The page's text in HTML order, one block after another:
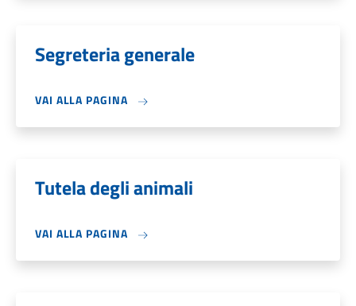
Segreteria generale
VAI ALLA PAGINA
Tutela degli animali
VAI ALLA PAGINA